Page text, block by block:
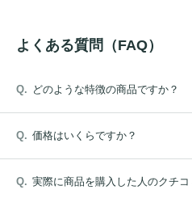
よくある質問（FAQ）
どのような特徴の商品ですか？
価格はいくらですか？
実際に商品を購入した人のクチ